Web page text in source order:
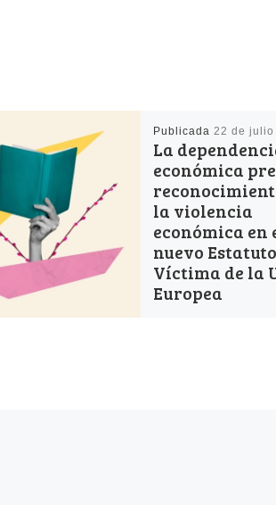
Publicada22 de julio
La
económica
la violencia
económica en
nuevo
Víctima de la
Europea